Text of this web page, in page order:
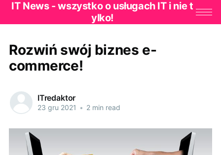
IT News - wszystko o usługach IT i nie t
ylko!
Rozwiń swój biznes e-
commerce!
ITredaktor
23 gru 2021 • 2 min read